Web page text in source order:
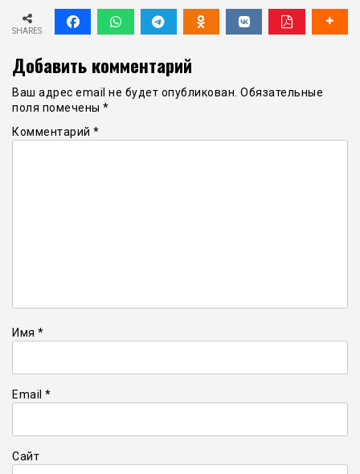
SHARES
Добавить комментарий
Ваш адрес email не будет опубликован. Обязательные
поля помечены *
Комментарий *
Имя *
Email *
Сайт